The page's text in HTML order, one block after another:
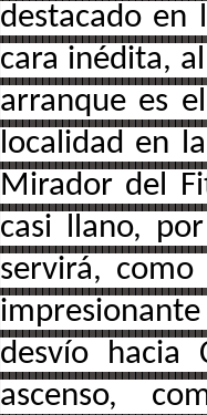
destacado en
cara inédita,
arranque es
localidad en
Mirador del
casi llano,
servirá,
desvío
ascenso,